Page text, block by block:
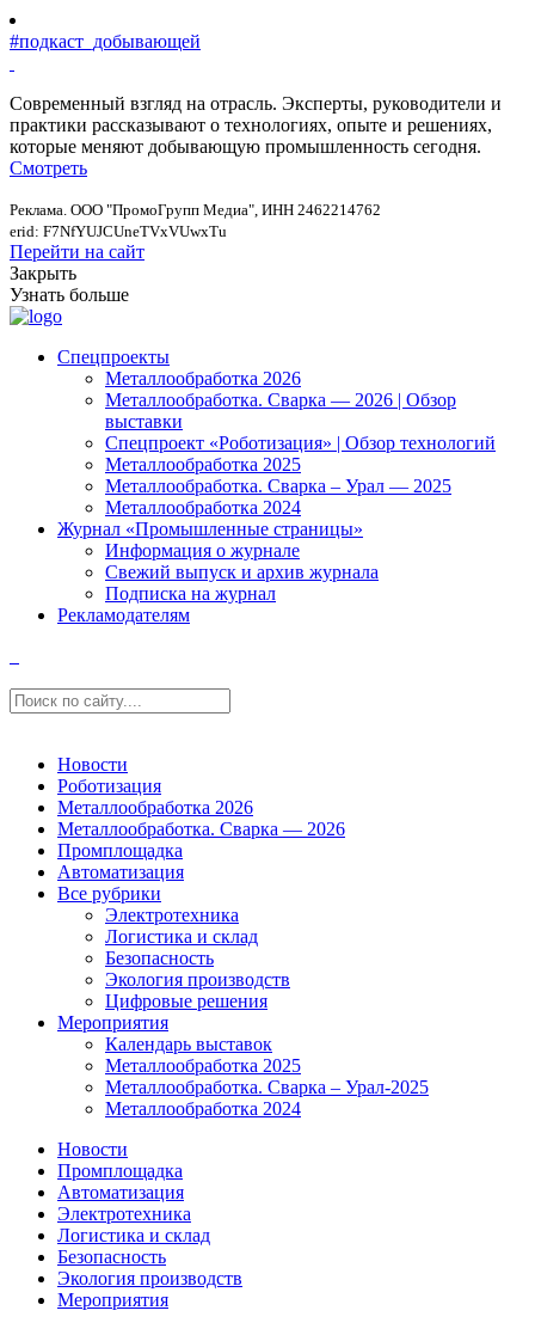
#подкаст_добывающей
Современный взгляд на отрасль. Эксперты, руководители и
практики рассказывают о технологиях, опыте и решениях,
которые меняют добывающую промышленность сегодня.
Смотреть
Реклама. ООО "ПромоГрупп Медиа", ИНН 2462214762
erid: F7NfYUJCUneTVxVUwxTu
Перейти на сайт
Закрыть
Узнать больше
Спецпроекты
Металлообработка 2026
Металлообработка. Сварка — 2026 | Обзор
выставки
Спецпроект «Роботизация» | Обзор технологий
Металлообработка 2025
Металлообработка. Сварка – Урал — 2025
Металлообработка 2024
Журнал «Промышленные страницы»
Информация о журнале
Свежий выпуск и архив журнала
Подписка на журнал
Рекламодателям
Новости
Роботизация
Металлообработка 2026
Металлообработка. Сварка — 2026
Промплощадка
Автоматизация
Все рубрики
Электротехника
Логистика и склад
Безопасность
Экология производств
Цифровые решения
Мероприятия
Календарь выставок
Металлообработка 2025
Металлообработка. Сварка – Урал-2025
Металлообработка 2024
Новости
Промплощадка
Автоматизация
Электротехника
Логистика и склад
Безопасность
Экология производств
Мероприятия